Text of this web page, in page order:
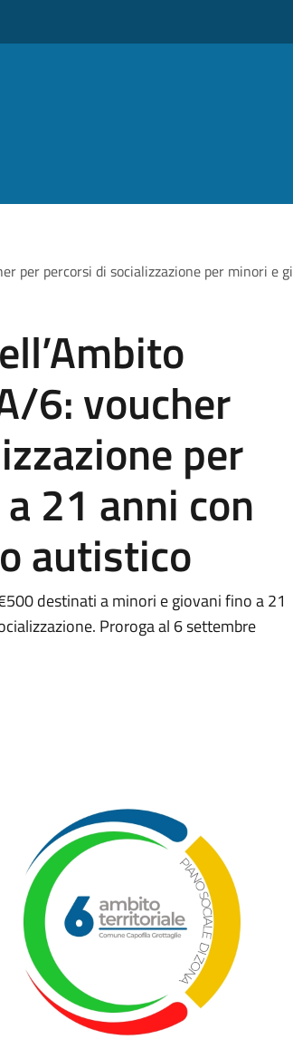
per percorsi di socializzazione per minori
6: voucher
per
21 anni con
autistico
destinati a minori e giovani fino a 21
Proroga al 6 settembre